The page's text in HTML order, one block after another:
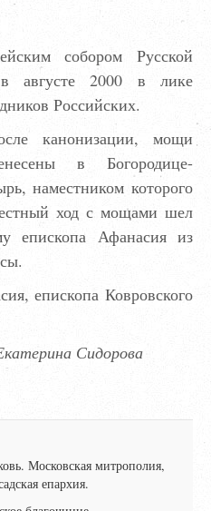
собором Русской
в августе 2000 в лике
Российских.
канонизации, мощи
в Богородице-
наместником которого
ход с мощами шел
епископа Афанасия из
епископа Ковровского
Сидорова
Московская митрополия,
епархия.